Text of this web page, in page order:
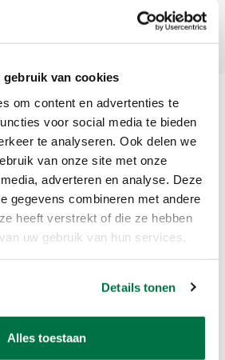
gebruik van cookies
om content en advertenties te
voor social media te bieden
te analyseren. Ook delen we
van onze site met onze
adverteren en analyse. Deze
gegevens combineren met andere
heeft verstrekt of die ze hebben
uw gebruik van hun services.
Details tonen
Alles toestaan
Abonneer
voor kwaliteit, vakmanschap en service.